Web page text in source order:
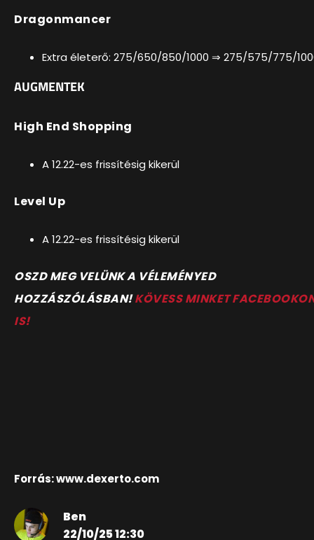
Dragonmancer
Extra életerő: 275/650/850/1000 ⇒ 275/575/775/
AUGMENTEK
High End Shopping
A 12.22-es frissítésig kikerül
Level Up
A 12.22-es frissítésig kikerül
OSZD MEG VELÜNK A VÉLEMÉNYED
HOZZÁSZÓLÁSBAN!KÖVESS MINKET
IS!
Forrás: www.dexerto.com
Ben
22/10/25 12:30